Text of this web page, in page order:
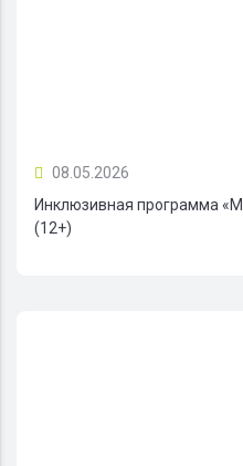
08.05.2026
Инклюзивная программа
(12+)